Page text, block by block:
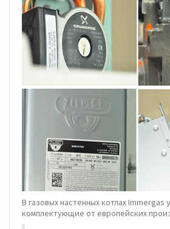
В газовых настенных котлах Immergas
комплектующие от европейских